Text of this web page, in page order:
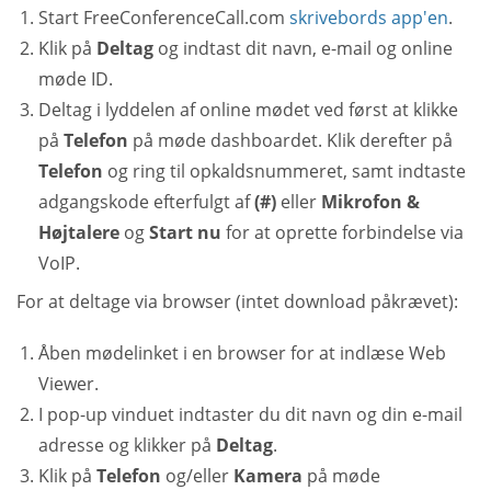
Start FreeConferenceCall.com skrivebords app'en.
Klik på Deltag og indtast dit navn, e-mail og online
møde ID.
Deltag i lyddelen af online mødet ved først at klikke
på Telefon på møde dashboardet. Klik derefter på
Telefon og ring til opkaldsnummeret, samt indtaste
adgangskode efterfulgt af(#) eller Mikrofon &
Højtalere ogStart nu for at oprette forbindelse via
VoIP.
For at deltage via browser (intet download påkrævet):
Åben mødelinket i en browser for at indlæse Web
Viewer.
I pop-up vinduet indtaster du dit navn og din e-mail
adresse og klikker på Deltag.
Klik på Telefon og/eller Kamera på møde